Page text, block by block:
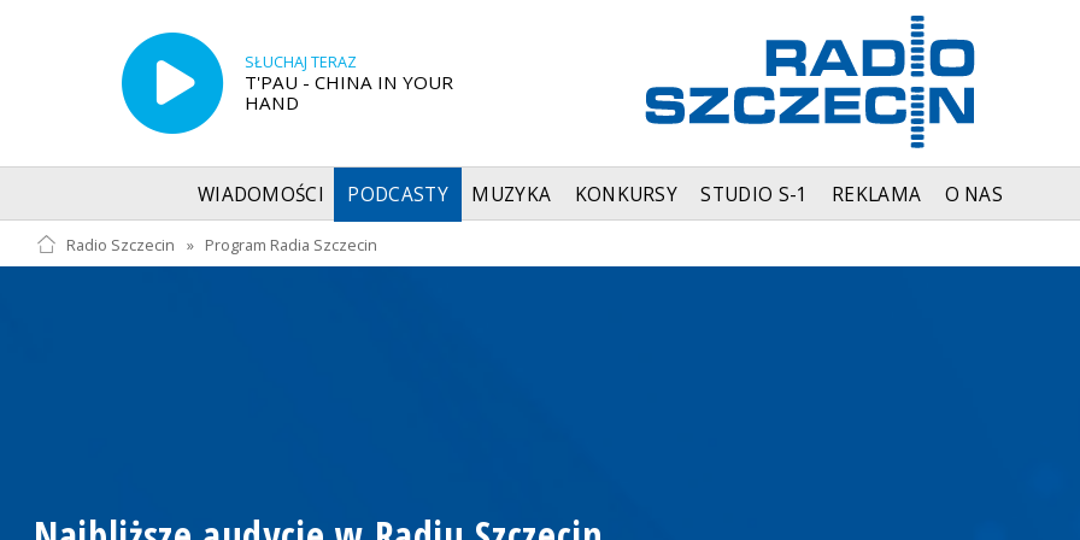
SŁUCHAJ TERAZ
T'PAU - CHINA IN YOUR
HAND
WIADOMOŚCI PODCASTY MUZYKA KONKURSY STUDIO S-1 REKLAMA O NAS
Radio Szczecin » Program Radia Szczecin